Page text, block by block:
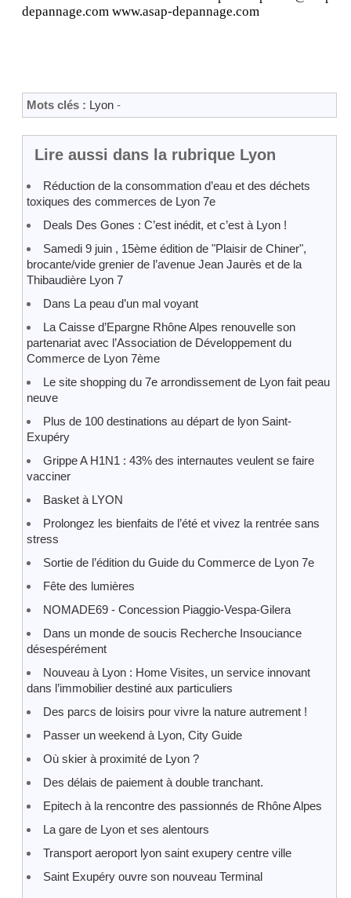
depannage.com www.asap-depannage.com
Mots clés : Lyon -
Lire aussi dans la rubrique Lyon
Réduction de la consommation d’eau et des déchets
toxiques des commerces de Lyon 7e
Deals Des Gones : C’est inédit, et c’est à Lyon !
Samedi 9 juin , 15ème édition de "Plaisir de Chiner",
brocante/vide grenier de l’avenue Jean Jaurès et de la
Thibaudière Lyon 7
Dans La peau d’un mal voyant
La Caisse d’Epargne Rhône Alpes renouvelle son
partenariat avec l’Association de Développement du
Commerce de Lyon 7ème
Le site shopping du 7e arrondissement de Lyon fait peau
neuve
Plus de 100 destinations au départ de lyon Saint-
Exupéry
Grippe A H1N1 : 43% des internautes veulent se faire
vacciner
Basket à LYON
Prolongez les bienfaits de l’été et vivez la rentrée sans
stress
Sortie de l’édition du Guide du Commerce de Lyon 7e
Fête des lumières
NOMADE69 - Concession Piaggio-Vespa-Gilera
Dans un monde de soucis Recherche Insouciance
désespérément
Nouveau à Lyon : Home Visites, un service innovant
dans l’immobilier destiné aux particuliers
Des parcs de loisirs pour vivre la nature autrement !
Passer un weekend à Lyon, City Guide
Où skier à proximité de Lyon ?
Des délais de paiement à double tranchant.
Epitech à la rencontre des passionnés de Rhône Alpes
La gare de Lyon et ses alentours
Transport aeroport lyon saint exupery centre ville
Saint Exupéry ouvre son nouveau Terminal